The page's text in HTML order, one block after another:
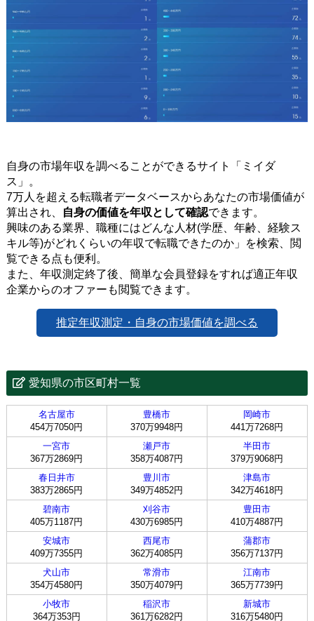
自身の市場年収を調べることができるサイト「ミイダ
ス」。
7万人を超える転職者データベースからあなたの市場価値が
算出され、
自身の価値を年収として確認できます。
興味のある業界、職種にはどんな人材(学歴、年齢、経験ス
キル等)がどれくらいの年収で転職できたのか」を検索、閲
覧できる点も便利。
また、年収測定終了後、簡単な会員登録をすれば適正年収
企業からのオファーも閲覧できます。
推定年収測定・自身の市場価値を調べる
愛知県の市区町村一覧
名古屋市
454万7050円
豊橋市
370万9948円
岡崎市
441万7268円
一宮市
367万2869円
瀬戸市
358万4087円
半田市
379万9068円
春日井市
383万2865円
豊川市
349万4852円
津島市
342万4618円
碧南市
405万1187円
刈谷市
430万6985円
豊田市
410万4887円
安城市
409万7355円
西尾市
362万4085円
蒲郡市
356万7137円
犬山市
354万4580円
常滑市
350万4079円
江南市
365万7739円
小牧市
364万353円
稲沢市
361万6282円
新城市
316万5480円